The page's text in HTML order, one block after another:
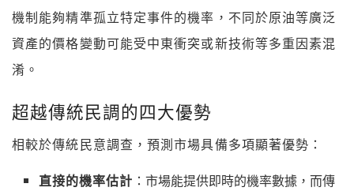
機制能夠精準孤立特定事件的機率，不同於原油等廣泛
資產的價格變動可能受中東衝突或新技術等多重因素混
淆。
超越傳統民調的四大優勢
相較於傳統民意調查，預測市場具備多項顯著優勢：
直接的機率估計 ：市場能提供即時的機率數據，而傳